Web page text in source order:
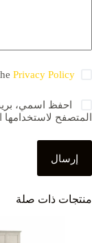
Privacy Policy
احفظ اسمي،
المتصفح لاستخدامها
إرسال
منتجات ذات صلة